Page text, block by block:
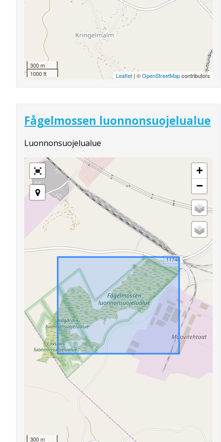
300 m
1000 ft
Leaflet | ©OpenStreetMapcontributors
Fågelmossen luonnonsuojelualue
Luonnonsuojelualue
+
−
300 m